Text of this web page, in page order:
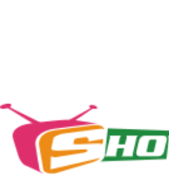
港澳臺最好的影視線上看網站。免費高清